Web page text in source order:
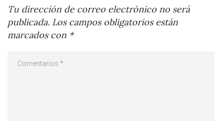
Tu dirección de correo electrónico no será
publicada. Los campos obligatorios están
marcados con *